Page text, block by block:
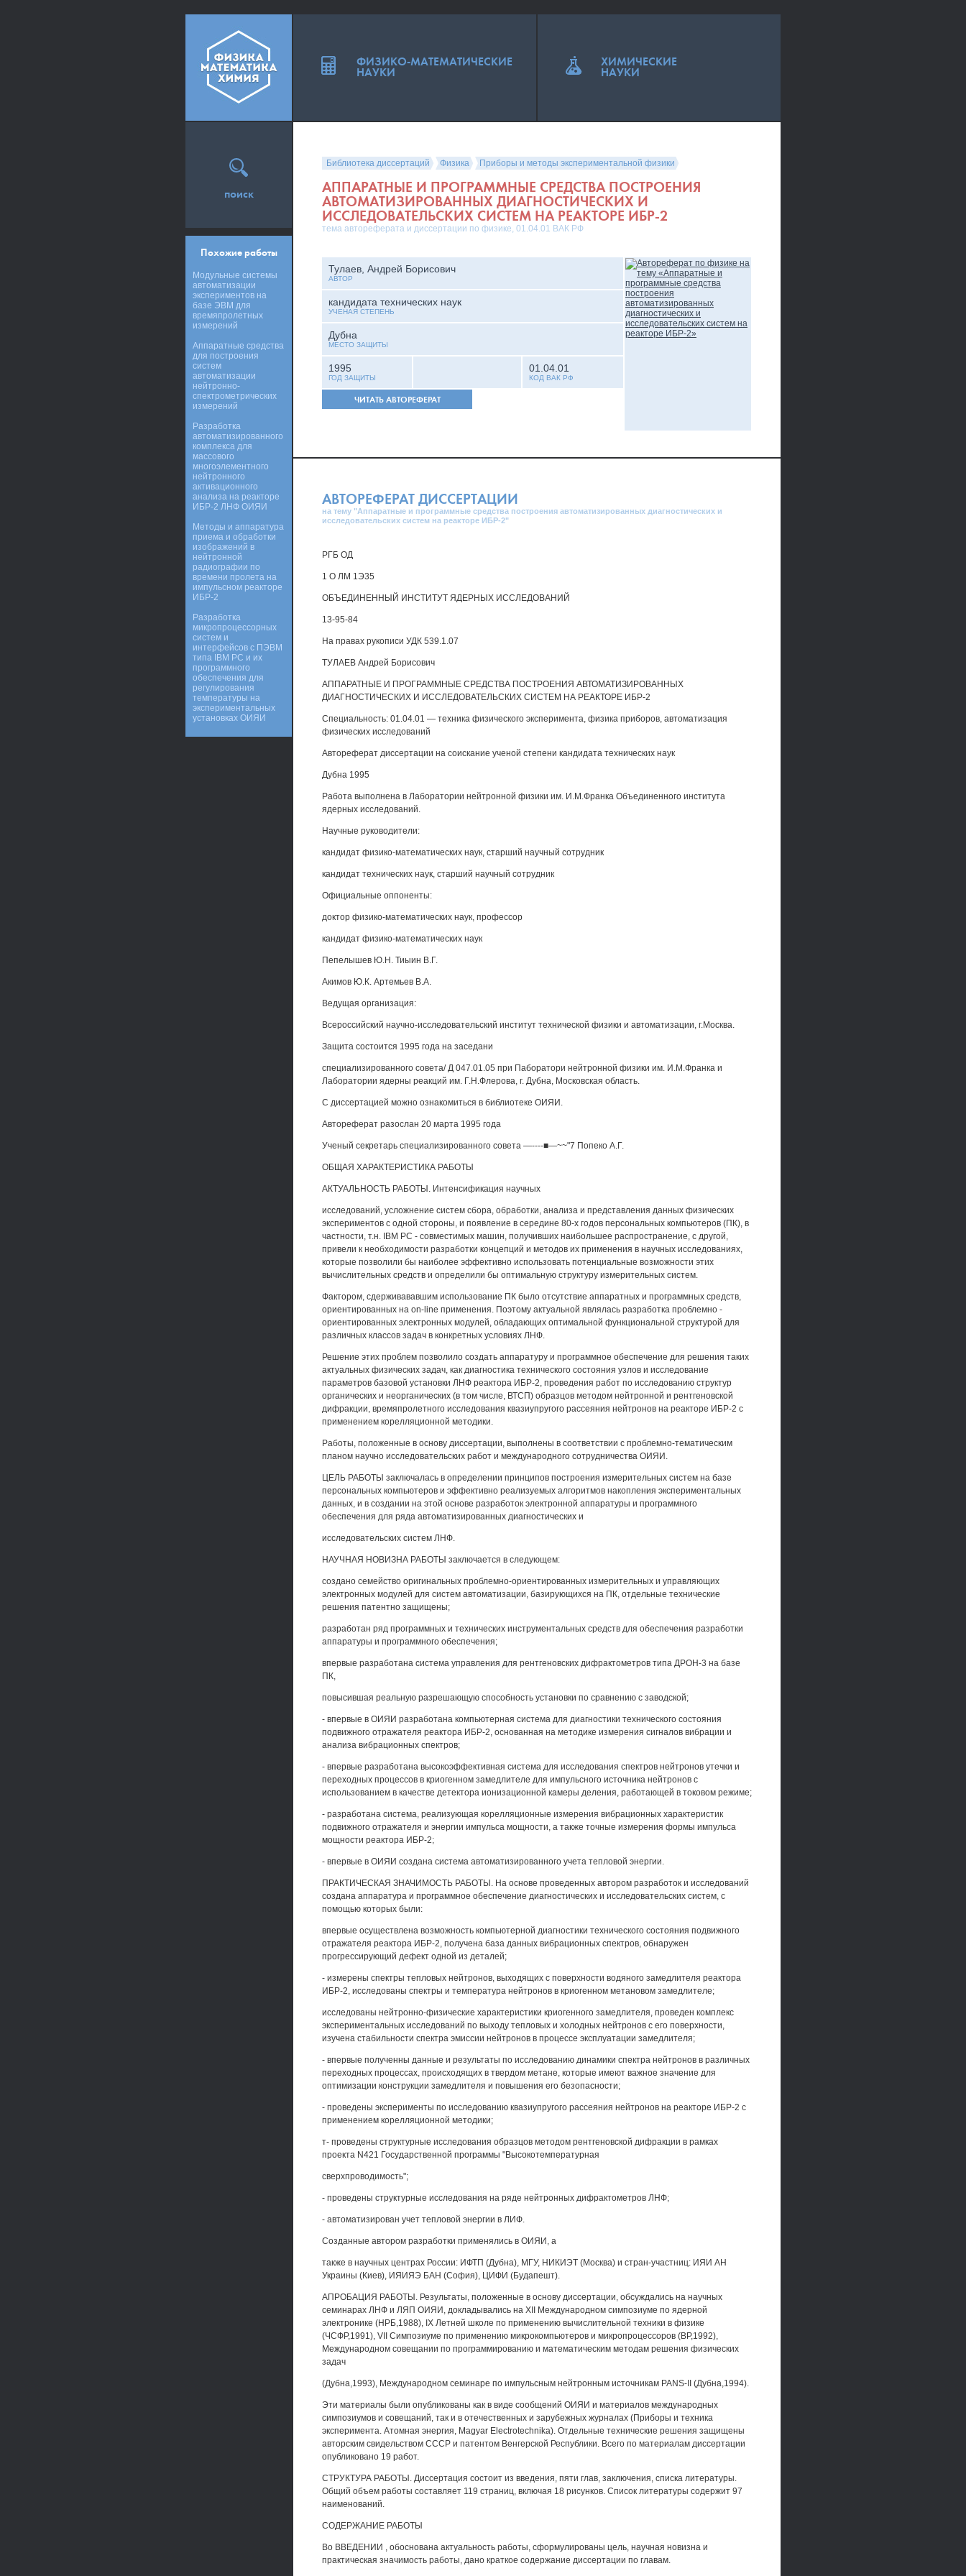
Библиотека диссертаций Физика Приборы и методы экспериментальной физики
АППАРАТНЫЕ И ПРОГРАММНЫЕ СРЕДСТВА ПОСТРОЕНИЯ
АВТОМАТИЗИРОВАННЫХ ДИАГНОСТИЧЕСКИХ И
ИССЛЕДОВАТЕЛЬСКИХ СИСТЕМ НА РЕАКТОРЕ ИБР-2
тема автореферата и диссертации по физике, 01.04.01 ВАК РФ
Тулаев, Андрей Борисович
АВТОР
кандидата технических наук
УЧЕНАЯ СТЕПЕНЬ
Дубна
МЕСТО ЗАЩИТЫ
1995
ГОД ЗАЩИТЫ
01.04.01
КОД ВАК РФ
ЧИТАТЬ АВТОРЕФЕРАТ
АВТОРЕФЕРАТ ДИССЕРТАЦИИ
на тему "Аппаратные и программные средства построения автоматизированных диагностических и
исследовательских систем на реакторе ИБР-2"
РГБ ОД
1 О ЛМ 1Э35
ОБЪЕДИНЕННЫЙ ИНСТИТУТ ЯДЕРНЫХ ИССЛЕДОВАНИЙ
13-95-84
На правах рукописи УДК 539.1.07
ТУЛАЕВ Андрей Борисович
АППАРАТНЫЕ И ПРОГРАММНЫЕ СРЕДСТВА ПОСТРОЕНИЯ АВТОМАТИЗИРОВАННЫХ
ДИАГНОСТИЧЕСКИХ И ИССЛЕДОВАТЕЛЬСКИХ СИСТЕМ НА РЕАКТОРЕ ИБР-2
Специальность: 01.04.01 — техника физического эксперимента, физика приборов, автоматизация
физических исследований
Автореферат диссертации на соискание ученой степени кандидата технических наук
Дубна 1995
Работа выполнена в Лаборатории нейтронной физики им. И.М.Франка Объединенного института
ядерных исследований.
Научные руководители:
кандидат физико-математических наук, старший научный сотрудник
кандидат технических наук, старший научный сотрудник
Официальные оппоненты:
доктор физико-математических наук, профессор
кандидат физико-математических наук
Пепелышев Ю.Н. Тиыин В.Г.
Акимов Ю.К. Артемьев В.А.
Ведущая организация:
Всероссийский научно-исследовательский институт технической физики и автоматизации, г.Москва.
Защита состоится 1995 года на заседани
специализированного совета/ Д 047.01.05 при Паборатори нейтронной физики им. И.М.Франка и
Лаборатории ядерны реакций им. Г.Н.Флерова, г. Дубна, Московская область.
С диссертацией можно ознакомиться в библиотеке ОИЯИ.
Автореферат разослан 20 марта 1995 года
Ученый секретарь специализированного совета —----■—~~"7 Попеко А.Г.
ОБЩАЯ ХАРАКТЕРИСТИКА РАБОТЫ
АКТУАЛЬНОСТЬ РАБОТЫ. Интенсификация научных
исследований, усложнение систем сбора, обработки, анализа и представления данных физических
экспериментов с одной стороны, и появление в середине 80-х годов персональных компьютеров (ПК), в
частности, т.н. IBM PC - совместимых машин, получивших наибольшее распространение, с другой,
привели к необходимости разработки концепций и методов их применения в научных исследованиях,
которые позволили бы наиболее эффективно использовать потенциальные возможности этих
вычислительных средств и определили бы оптимальную структуру измерительных систем.
Фактором, сдерживававшим использование ПК было отсутствие аппаратных и программных средств,
ориентированных на on-line применения. Поэтому актуальной являлась разработка проблемно -
ориентированных электронных модулей, обладающих оптимальной функциональной структурой для
различных классов задач в конкретных условиях ЛНФ.
Решение этих проблем позволило создать аппаратуру и программное обеспечение для решения таких
актуальных физических задач, как диагностика технического состояния узлов и исследование
параметров базовой установки ЛНФ реактора ИБР-2, проведения работ по исследованию структур
органических и неорганических (в том числе, ВТСП) образцов методом нейтронной и рентгеновской
дифракции, времяпролетного исследования квазиупругого рассеяния нейтронов на реакторе ИБР-2 с
применением корелляционной методики.
Работы, положенные в основу диссертации, выполнены в соответствии с проблемно-тематическим
планом научно исследовательских работ и международного сотрудничества ОИЯИ.
ЦЕЛЬ РАБОТЫ заключалась в определении принципов построения измерительных систем на базе
персональных компьютеров и эффективно реализуемых алгоритмов накопления экспериментальных
данных, и в создании на этой основе разработок электронной аппаратуры и программного
обеспечения для ряда автоматизированных диагностических и
исследовательских систем ЛНФ.
НАУЧНАЯ НОВИЗНА РАБОТЫ заключается в следующем:
создано семейство оригинальных проблемно-ориентированных измерительных и управляющих
электронных модулей для систем автоматизации, базирующихся на ПК, отдельные технические
решения патентно защищены;
разработан ряд программных и технических инструментальных средств для обеспечения разработки
аппаратуры и программного обеспечения;
впервые разработана система управления для рентгеновских дифрактометров типа ДРОН-3 на базе
ПК,
повысившая реальную разрешающую способность установки по сравнению с заводской;
- впервые в ОИЯИ разработана компьютерная система для диагностики технического состояния
подвижного отражателя реактора ИБР-2, основанная на методике измерения сигналов вибрации и
анализа вибрационных спектров;
- впервые разработана высокоэффективная система для исследования спектров нейтронов утечки и
переходных процессов в криогенном замедлителе для импульсного источника нейтронов с
использованием в качестве детектора ионизационной камеры деления, работающей в токовом режиме;
- разработана система, реализующая корелляционные измерения вибрационных характеристик
подвижного отражателя и энергии импульса мощности, а также точные измерения формы импульса
мощности реактора ИБР-2;
- впервые в ОИЯИ создана система автоматизированного учета тепловой энергии.
ПРАКТИЧЕСКАЯ ЗНАЧИМОСТЬ РАБОТЫ. На основе проведенных автором разработок и исследований
создана аппаратура и программное обеспечение диагностических и исследовательских систем, с
помощью которых были:
впервые осуществлена возможность компьютерной диагностики технического состояния подвижного
отражателя реактора ИБР-2, получена база данных вибрационных спектров, обнаружен
прогрессирующий дефект одной из деталей;
- измерены спектры тепловых нейтронов, выходящих с поверхности водяного замедлителя реактора
ИБР-2, исследованы спектры и температура нейтронов в криогенном метановом замедлителе;
исследованы нейтронно-физические характеристики криогенного замедлителя, проведен комплекс
экспериментальных исследований по выходу тепловых и холодных нейтронов с его поверхности,
изучена стабильности спектра эмиссии нейтронов в процессе эксплуатации замедлителя;
- впервые полученны данные и результаты по исследованию динамики спектра нейтронов в различных
переходных процессах, происходящих в твердом метане, которые имеют важное значение для
оптимизации конструкции замедлителя и повышения его безопасности;
- проведены эксперименты по исследованию квазиупругого рассеяния нейтронов на реакторе ИБР-2 с
применением корелляционной методики;
т- проведены структурные исследования образцов методом рентгеновской дифракции в рамках
проекта N421 Государственной программы "Высокотемпературная
сверхпроводимость";
- проведены структурные исследования на ряде нейтронных дифрактометров ЛНФ;
- автоматизирован учет тепловой энергии в ЛИФ.
Созданные автором разработки применялись в ОИЯИ, а
также в научных центрах России: ИФТП (Дубна), МГУ, НИКИЭТ (Москва) и стран-участниц: ИЯИ АН
Украины (Киев), ИЯИЯЭ БАН (София), ЦИФИ (Будапешт).
АПРОБАЦИЯ РАБОТЫ. Результаты, положенные в основу диссертации, обсуждались на научных
семинарах ЛНФ и ЛЯП ОИЯИ, докладывались на XII Международном симпозиуме по ядерной
электронике (НРБ,1988), IX Летней школе по применению вычислительной техники в физике
(ЧСФР,1991), VII Симпозиуме по применению микрокомпьютеров и микропроцессоров (BP,1992),
Международном совещании по программированию и математическим методам решения физических
задач
(Дубна,1993), Международном семинаре по импульсным нейтронным источникам PANS-II (Дубна,1994).
Эти материалы были опубликованы как в виде сообщений ОИЯИ и материалов международных
симпозиумов и совещаний, так и в отечественных и зарубежных журналах (Приборы и техника
эксперимента. Атомная энергия, Magyar Electrotechnika). Отдельные технические решения защищены
авторским свидельством СССР и патентом Венгерской Республики. Всего по материалам диссертации
опубликовано 19 работ.
СТРУКТУРА РАБОТЫ. Диссертация состоит из введения, пяти глав, заключения, списка литературы.
Общий объем работы составляет 119 страниц, включая 18 рисунков. Список литературы содержит 97
наименований.
СОДЕРЖАНИЕ РАБОТЫ
Во ВВЕДЕНИИ , обоснована актуальность работы, сформулированы цель, научная новизна и
практическая значимость работы, дано краткое содержание диссертации по главам.
поиск
Похожие работы
Модульные системы
автоматизации
экспериментов на
базе ЭВМ для
времяпролетных
измерений
Аппаратные средства
для построения
систем
автоматизации
нейтронно-
спектрометрических
измерений
Разработка
автоматизированного
комплекса для
массового
многоэлементного
нейтронного
активационного
анализа на реакторе
ИБР-2 ЛНФ ОИЯИ
Методы и аппаратура
приема и обработки
изображений в
нейтронной
радиографии по
времени пролета на
импульсном реакторе
ИБР-2
Разработка
микропроцессорных
систем и
интерфейсов с ПЭВМ
типа IBM PC и их
программного
обеспечения для
регулирования
температуры на
экспериментальных
установках ОИЯИ
ФИЗИКО-МАТЕМАТИЧЕСКИЕ
НАУКИ
ХИМИЧЕСКИЕ
НАУКИ